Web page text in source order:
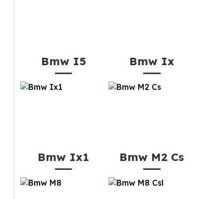
Bmw I5 Bmw Ix
Bmw Ix1 Bmw M2 Cs